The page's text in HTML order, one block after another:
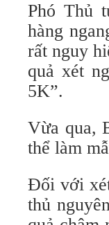
Phó Thủ
hàng
rất nguy
quả xét
5K”.
Vừa qua,
thể làm
Đối với
thủ